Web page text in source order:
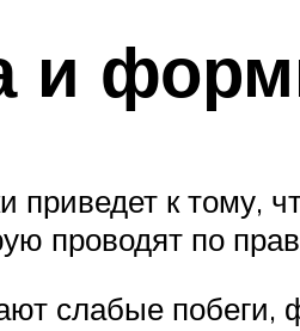
и
приведет к тому,
проводят по
слабые